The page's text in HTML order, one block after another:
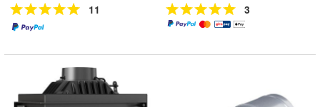
11 3